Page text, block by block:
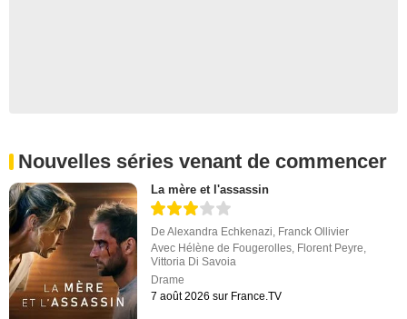
Nouvelles séries venant de commencer
La mère et l'assassin
DeAlexandra Echkenazi, Franck Ollivier
Avec Hélène de Fougerolles, Florent Peyre,
Vittoria Di Savoia
Drame
7 août 2026 sur France.TV